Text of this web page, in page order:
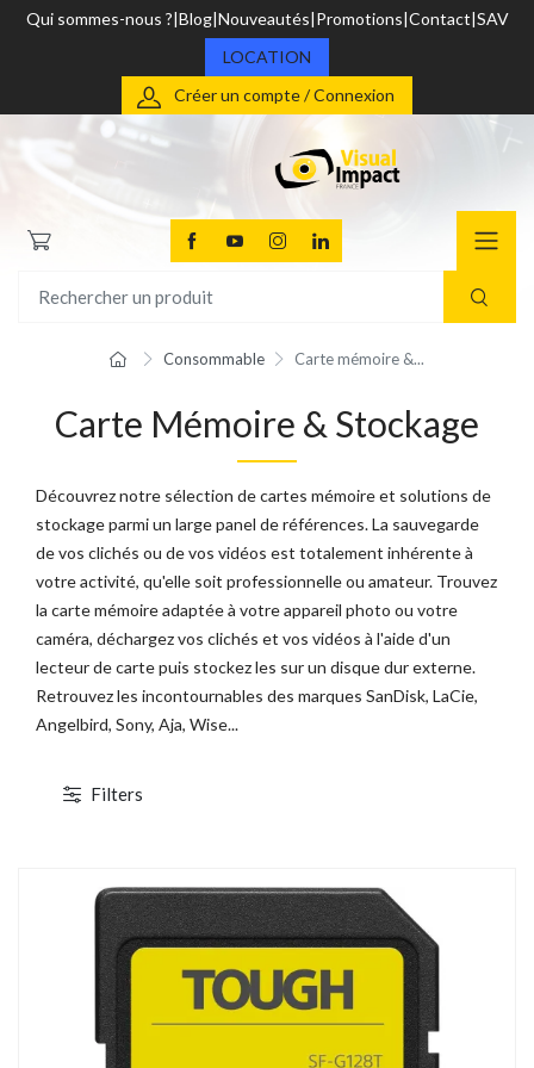
Qui sommes-nous ? Blog Nouveautés Promotions Contact SAV
LOCATION
Créer un compte / Connexion
Consommable Carte mémoire &...
DÉSTOCKAGE
Carte Mémoire & Stockage
Découvrez notre sélection de cartes mémoire et solutions de
stockage parmi un large panel de références. La sauvegarde
de vos clichés ou de vos vidéos est totalement inhérente à
votre activité, qu'elle soit professionnelle ou amateur. Trouvez
la carte mémoire adaptée à votre appareil photo ou votre
caméra, déchargez vos clichés et vos vidéos à l'aide d'un
lecteur de carte puis stockez les sur un disque dur externe.
Retrouvez les incontournables des marques SanDisk, LaCie,
Angelbird, Sony, Aja, Wise...
Filters